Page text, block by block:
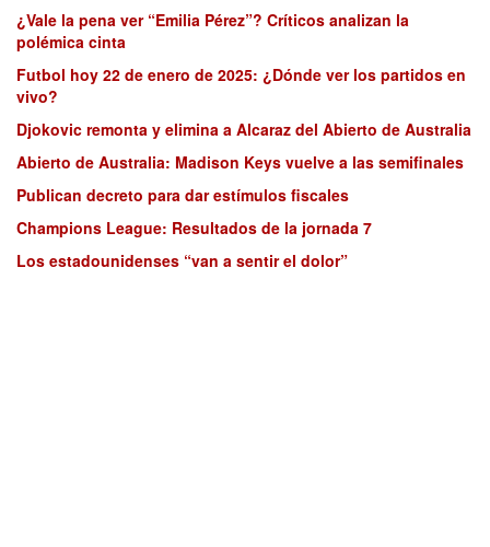
¿Vale la pena ver “Emilia Pérez”? Críticos analizan la
polémica cinta
Futbol hoy 22 de enero de 2025: ¿Dónde ver los partidos en
vivo?
Djokovic remonta y elimina a Alcaraz del Abierto de Australia
Abierto de Australia: Madison Keys vuelve a las semifinales
Publican decreto para dar estímulos fiscales
Champions League: Resultados de la jornada 7
Los estadounidenses “van a sentir el dolor”